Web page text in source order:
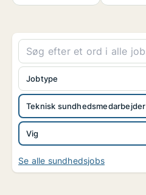
Teknisk sundhedsmedarbejder
Vig
Jobtype
Se alle sundhedsjobs